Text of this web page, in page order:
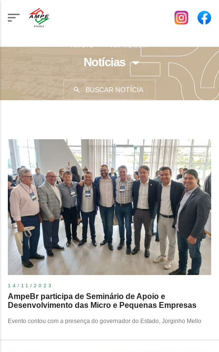
INÍCIO IMPRENSA
Notícias
BUSCAR NOTÍCIA
14/11/2023
​AmpeBr participa de Seminário de Apoio e
Desenvolvimento das Micro e Pequenas Empresas
Evento contou com a presença do governador do Estado, Jorginho Mello